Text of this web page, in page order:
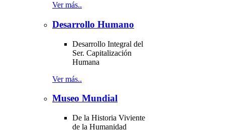
Ver más..
Desarrollo Humano
Desarrollo Integral del
Ser. Capitalización
Humana
Ver más..
Museo Mundial
De la Historia Viviente
de la Humanidad